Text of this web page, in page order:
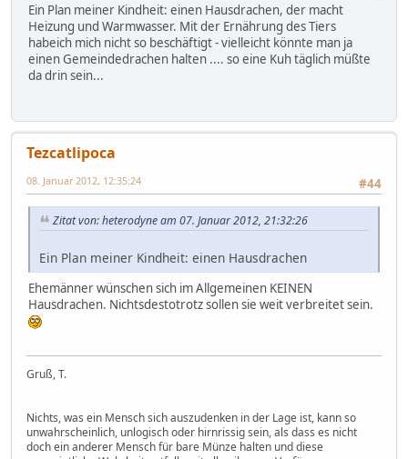
Ein Plan meiner Kindheit: einen Hausdrachen, der macht
Heizung und Warmwasser. Mit der Ernährung des Tiers
habeich mich nicht so beschäftigt - vielleicht könnte man ja
einen Gemeindedrachen halten .... so eine Kuh täglich müßte
da drin sein...
Tezcatlipoca
#44
08. Januar 2012, 12:35:24
Zitat von: heterodyne am 07. Januar 2012, 21:32:26
Ein Plan meiner Kindheit: einen Hausdrachen
Ehemänner wünschen sich im Allgemeinen KEINEN
Hausdrachen. Nichtsdestotrotz sollen sie weit verbreitet sein.
Gruß, T.
Nichts, was ein Mensch sich auszudenken in der Lage ist, kann so
unwahrscheinlich, unlogisch oder hirnrissig sein, als dass es nicht
doch ein anderer Mensch für bare Münze halten und diese